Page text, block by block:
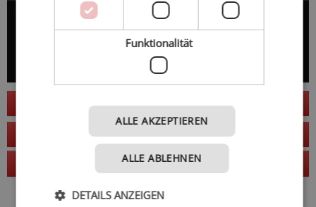
Jetzt anfragen
zur Website
Anruf
Funktionalität
ALLE AKZEPTIEREN
ALLE ABLEHNEN
DETAILS ANZEIGEN